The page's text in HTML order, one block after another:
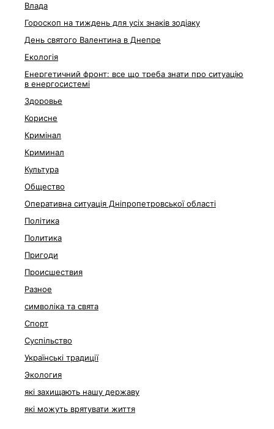
Влада
Гороскоп на тиждень для усіх знаків зодіаку
День святого Валентина в Днепре
Екологія
Енергетичний фронт: все що треба знати про ситуацію
в енергосистемі
Здоровье
Корисне
Кримінал
Криминал
Культура
Общество
Оперативна ситуація Дніпропетровської області
Політика
Политика
Пригоди
Происшествия
Разное
символіка та свята
Спорт
Суспільство
Українські традиції
Экология
які захищають нашу державу
які можуть врятувати життя